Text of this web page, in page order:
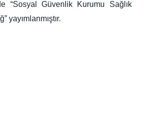
“Sosyal Güvenlik Kurumu Sağlık
yayımlanmıştır.